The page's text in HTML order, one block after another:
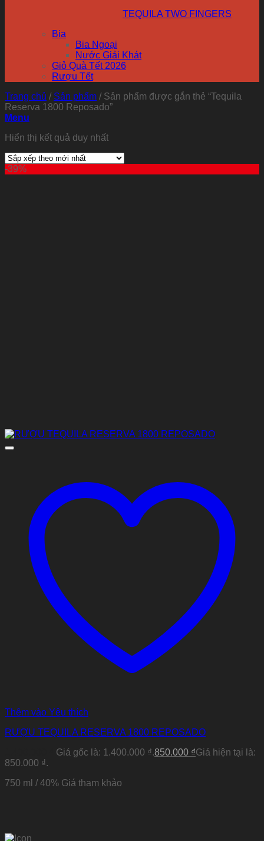
TEQUILA TWO FINGERS
Bia
Bia Ngoại
Nước Giải Khát
Giỏ Quà Tết 2026
Rượu Tết
Trang chủ / Sản phẩm / Sản phẩm được gắn thẻ “Tequila
Reserva 1800 Reposado”
Menu
Hiển thị kết quả duy nhất
-39%
Thêm vào Yêu thích
RƯỢU TEQUILA RESERVA 1800 REPOSADO
Giá gốc là: 1.400.000 ₫.850.000 ₫Giá hiện tại là:
850.000 ₫.
750 ml / 40% Giá tham khảo